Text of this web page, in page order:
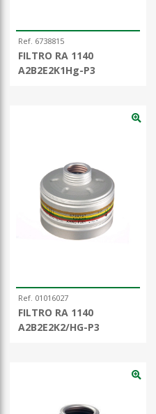
Ref. 6738815
FILTRO RA 1140
A2B2E2K1Hg-P3
Ref. 01016027
FILTRO RA 1140
A2B2E2K2/HG-P3